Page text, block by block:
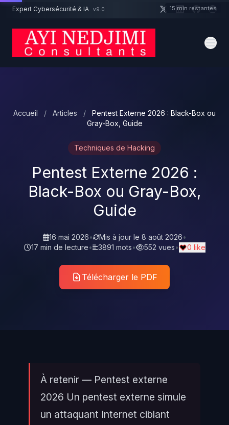
Aller au contenu principal
Expert Cybersécurité & IA v9.0
Accueil / Articles /
Pentest Externe 2026 : Black-Box ou
Gray-Box, Guide
Techniques de Hacking
Pentest Externe 2026 :
Black-Box ou Gray-Box,
Guide
16 mai 2026• Mis à jour le 8 août 2026•
17 min de lecture• 3891 mots• 552 vues• 0 like
Télécharger le PDF
À retenir — Pentest externe
2026 Un pentest externe simule
un attaquant Internet ciblant
Un projet cybersécurité ? 15 min restantes